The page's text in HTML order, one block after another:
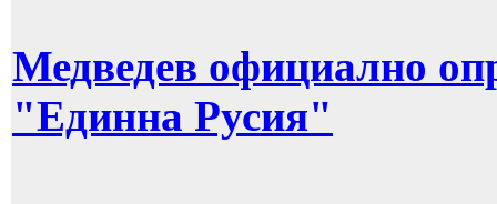
Медведев официално
"Единна Русия"